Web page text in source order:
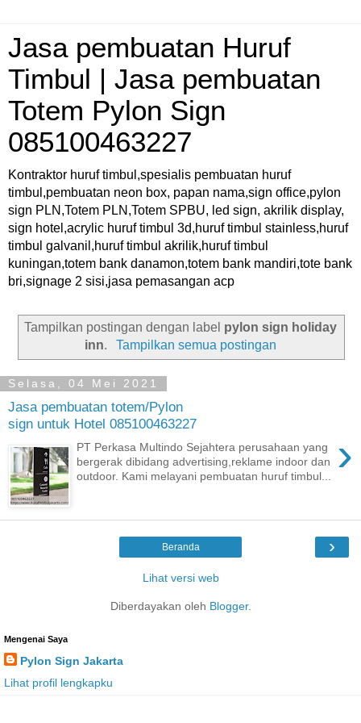
Jasa pembuatan Huruf
Timbul | Jasa pembuatan
Totem Pylon Sign
085100463227
Kontraktor huruf timbul,spesialis pembuatan huruf
timbul,pembuatan neon box, papan nama,sign office,pylon
sign PLN,Totem PLN,Totem SPBU, led sign, akrilik display,
sign hotel,acrylic huruf timbul 3d,huruf timbul stainless,huruf
timbul galvanil,huruf timbul akrilik,huruf timbul
kuningan,totem bank danamon,totem bank mandiri,tote bank
bri,signage 2 sisi,jasa pemasangan acp
Tampilkan postingan dengan label pylon sign holiday
inn. Tampilkan semua postingan
Selasa, 04 Mei 2021
Jasa pembuatan totem/Pylon
sign untuk Hotel 085100463227
›
PT Perkasa Multindo Sejahtera perusahaan yang
bergerak dibidang advertising,reklame indoor dan
outdoor. Kami melayani pembuatan huruf timbul...
›
Beranda
Lihat versi web
Diberdayakan oleh Blogger.
Mengenai Saya
Pylon Sign Jakarta
Lihat profil lengkapku